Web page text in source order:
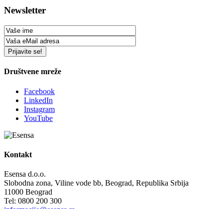
Newsletter
Društvene mreže
Facebook
LinkedIn
Instagram
YouTube
Kontakt
Esensa d.o.o.
Slobodna zona, Viline vode bb, Beograd, Republika Srbija
11000 Beograd
Tel: 0800 200 300